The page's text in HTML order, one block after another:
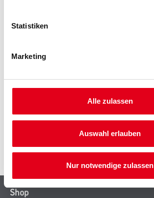
Statistiken
Marketing
Alle zulassen
Auswahl erlauben
Nur notwendige zulassen
GEFAHRENHINWEISE
SPEZIFIKATIONEN
Shop